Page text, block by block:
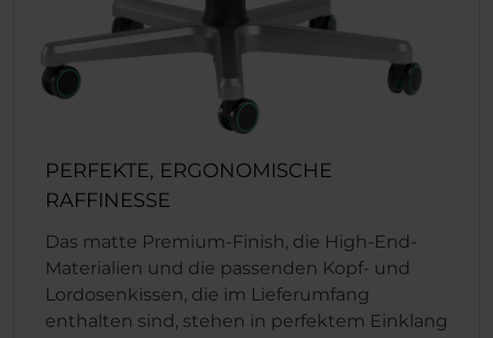
PERFEKTE, ERGONOMISCHE
RAFFINESSE
Das matte Premium-Finish, die High-End-
Materialien und die passenden Kopf- und
Lordosenkissen, die im Lieferumfang
enthalten sind, stehen in perfektem Einklang